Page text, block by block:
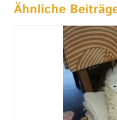
Ähnliche